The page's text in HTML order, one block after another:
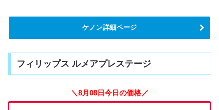
ケノン詳細ページ
フィリップス ルメアプレステージ
＼8月08日今日の価格／